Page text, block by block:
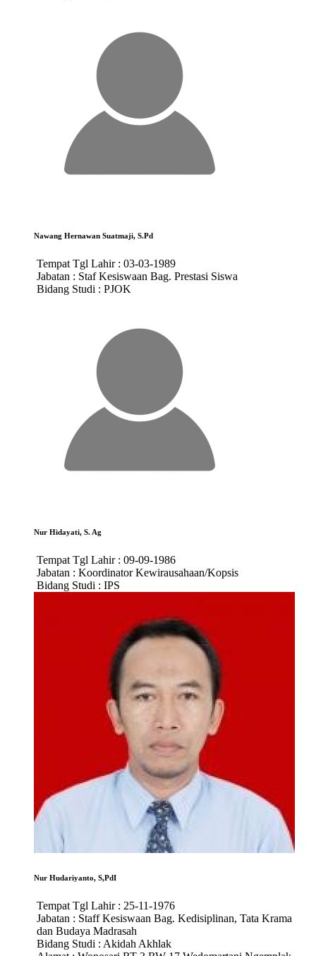
Nawang Hernawan Suatmaji, S.Pd
Tempat Tgl Lahir : 03-03-1989
Jabatan : Staf Kesiswaan Bag. Prestasi Siswa
Bidang Studi : PJOK
Nur Hidayati, S. Ag
Tempat Tgl Lahir : 09-09-1986
Jabatan : Koordinator Kewirausahaan/Kopsis
Bidang Studi : IPS
Nur Hudariyanto, S,PdI
Tempat Tgl Lahir : 25-11-1976
Jabatan : Staff Kesiswaan Bag. Kedisiplinan, Tata Krama
dan Budaya Madrasah
Bidang Studi : Akidah Akhlak